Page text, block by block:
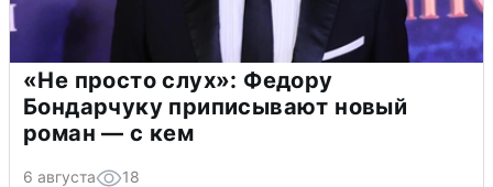
«Не просто слух»: Федору
Бондарчуку приписывают новый
роман — с кем
6 августа 18